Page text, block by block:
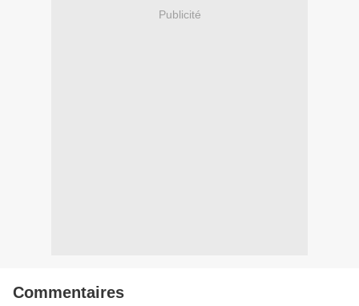
Publicité
Commentaires